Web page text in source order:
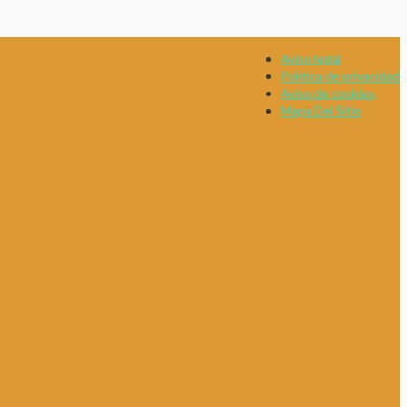
Aviso legal
Política de privacidad
Aviso de cookies
Mapa Del Sitio